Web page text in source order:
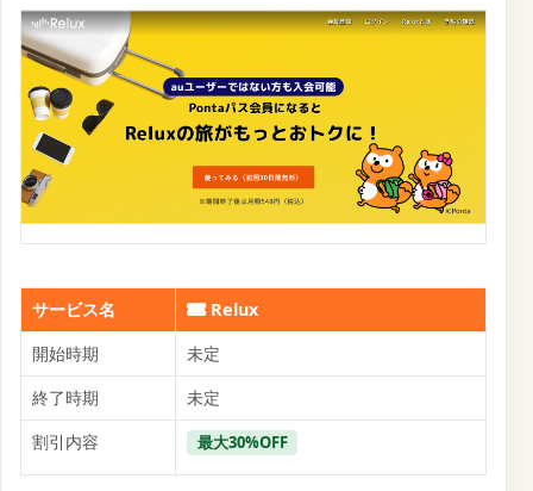
サービス名
Relux
開始時期
未定
終了時期
未定
割引内容
最大30%OFF